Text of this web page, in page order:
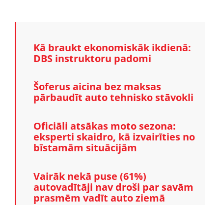
Kā braukt ekonomiskāk ikdienā:
DBS instruktoru padomi
Šoferus aicina bez maksas
pārbaudīt auto tehnisko stāvokli
Oficiāli atsākas moto sezona:
eksperti skaidro, kā izvairīties no
bīstamām situācijām
Vairāk nekā puse (61%)
autovadītāji nav droši par savām
prasmēm vadīt auto ziemā